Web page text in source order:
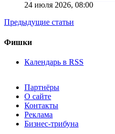
24 июля 2026, 08:00
Предыдущие статьи
Фишки
Календарь в RSS
Партнёры
О сайте
Контакты
Реклама
Бизнес-трибуна